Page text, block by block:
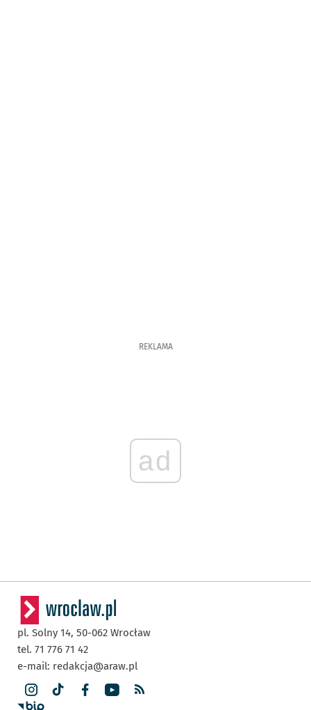
REKLAMA
ad
pl. Solny 14, 50-062 Wrocław
tel. 71 776 71 42
e-mail: redakcja@araw.pl